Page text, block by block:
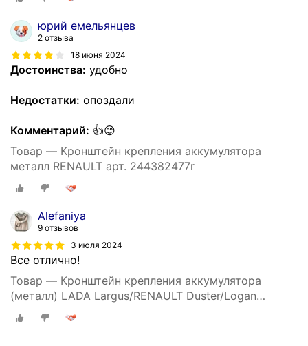
юрий емельянцев
2 отзыва
18 июня 2024
Достоинства: удобно
Недостатки: опоздали
Комментарий: 👍😊
Товар — Кронштейн крепления аккумулятора
металл RENAULT арт. 244382477r
Alefaniya
9 отзывов
3 июля 2024
Все отлично!
Товар — Кронштейн крепления аккумулятора
(металл) LADA Largus/RENAULT Duster/Logan
II/Sandero RENAULT 244382477R | цена за 1 шт